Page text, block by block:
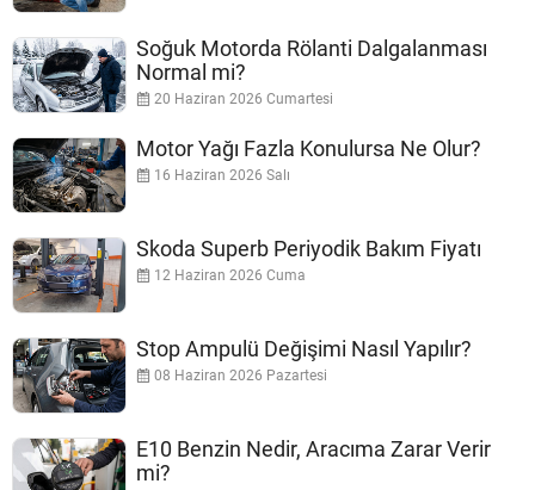
Soğuk Motorda Rölanti Dalgalanması
Normal mi?
20 Haziran 2026 Cumartesi
Motor Yağı Fazla Konulursa Ne Olur?
16 Haziran 2026 Salı
Skoda Superb Periyodik Bakım Fiyatı
12 Haziran 2026 Cuma
Stop Ampulü Değişimi Nasıl Yapılır?
08 Haziran 2026 Pazartesi
E10 Benzin Nedir, Aracıma Zarar Verir
mi?